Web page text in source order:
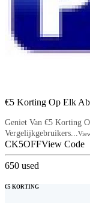
€5 Korting Op Elk
Geniet Van €5 Korting
Vergelijkgebruikers...
CK5OFFView Code
650 used
€5 KORTING